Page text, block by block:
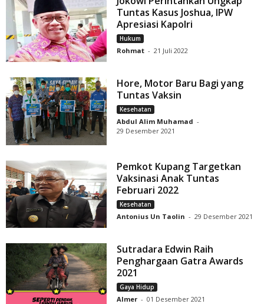
Tuntas Kasus Joshua, IPW
Apresiasi Kapolri
Hukum
Rohmat - 21 Juli 2022
Hore, Motor Baru Bagi yang
Tuntas Vaksin
Kesehatan
Abdul Alim Muhamad -
29 Desember 2021
Pemkot Kupang Targetkan
Vaksinasi Anak Tuntas
Februari 2022
Kesehatan
Antonius Un Taolin - 29 Desember 2021
Sutradara Edwin Raih
Penghargaan Gatra Awards
2021
Gaya Hidup
Almer - 01 Desember 2021